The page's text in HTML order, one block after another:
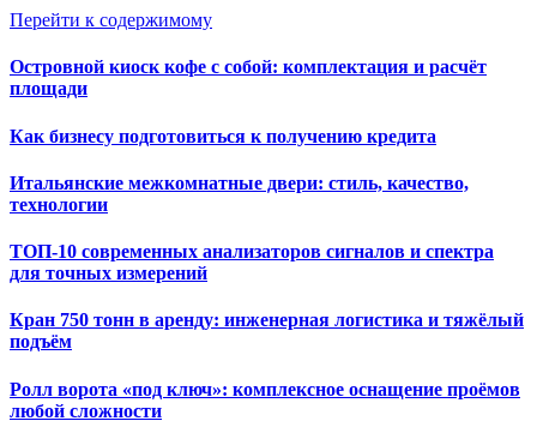
Перейти к содержимому
Островной киоск кофе с собой: комплектация и расчёт
площади
Как бизнесу подготовиться к получению кредита
Итальянские межкомнатные двери: стиль, качество,
технологии
ТОП-10 современных анализаторов сигналов и спектра
для точных измерений
Кран 750 тонн в аренду: инженерная логистика и тяжёлый
подъём
Ролл ворота «под ключ»: комплексное оснащение проёмов
любой сложности